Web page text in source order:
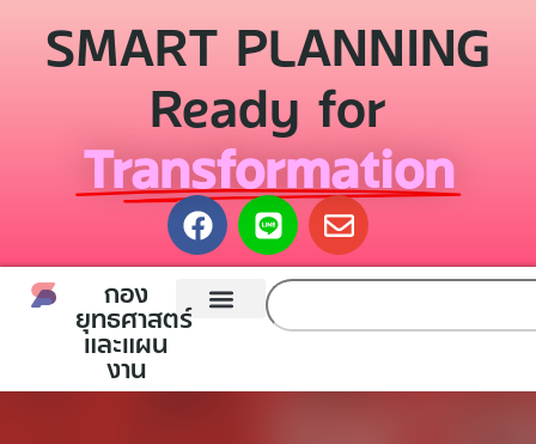
SMART PLANNING
Ready for
Transformation
กอง
ยุทธศาสตร์
และแผน
งาน